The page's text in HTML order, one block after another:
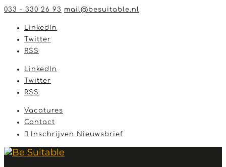
033 - 330 26 93 mail@besuitable.nl
LinkedIn
Twitter
RSS
LinkedIn
Twitter
RSS
Vacatures
Contact
Inschrijven Nieuwsbrief